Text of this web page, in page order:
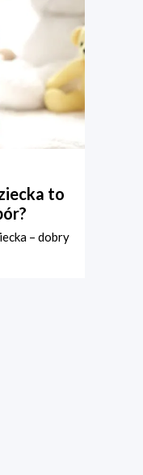
to
– dobry